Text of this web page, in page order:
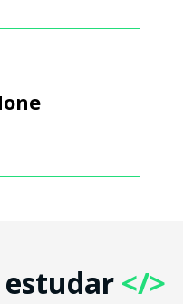
estudar </>